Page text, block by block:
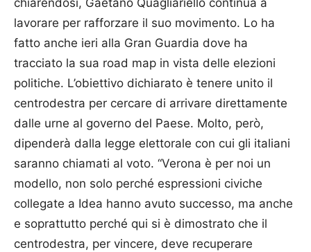
chiarendosi, Gaetano Quagliariello continua a
lavorare per rafforzare il suo movimento. Lo ha
fatto anche ieri alla Gran Guardia dove ha
tracciato la sua road map in vista delle elezioni
politiche. L’obiettivo dichiarato è tenere unito il
centrodestra per cercare di arrivare direttamente
dalle urne al governo del Paese. Molto, però,
dipenderà dalla legge elettorale con cui gli italiani
saranno chiamati al voto. “Verona è per noi un
modello, non solo perché espressioni civiche
collegate a Idea hanno avuto successo, ma anche
e soprattutto perché qui si è dimostrato che il
centrodestra, per vincere, deve recuperare